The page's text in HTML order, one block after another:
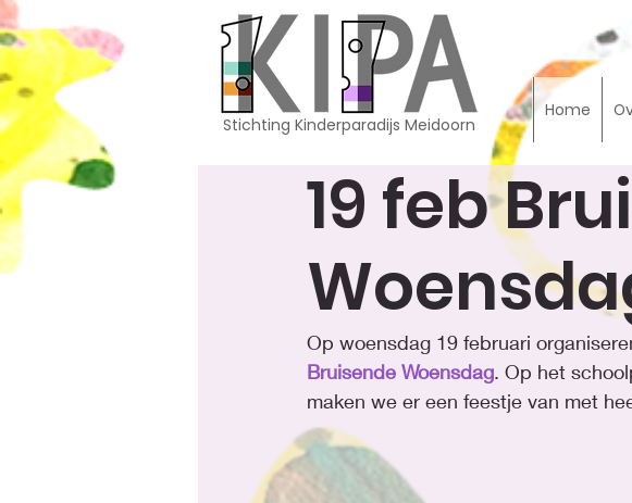
Stichting Kinderparadijs Meidoorn
Home
19 feb
Op woensdag 19 februari
Bruisende Woensdag. Op het
maken we er een feestje van met